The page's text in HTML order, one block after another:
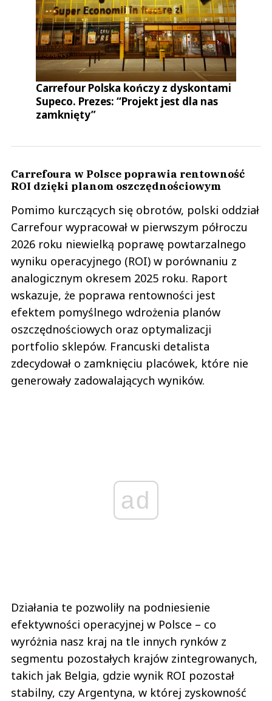
Carrefour Polska kończy z dyskontami
Supeco. Prezes: “Projekt jest dla nas
zamknięty”
Carrefoura w Polsce poprawia rentowność
ROI dzięki planom oszczędnościowym
Pomimo kurczących się obrotów, polski oddział
Carrefour wypracował w pierwszym półroczu
2026 roku niewielką poprawę powtarzalnego
wyniku operacyjnego (ROI) w porównaniu z
analogicznym okresem 2025 roku. Raport
wskazuje, że poprawa rentowności jest
efektem pomyślnego wdrożenia planów
oszczędnościowych oraz optymalizacji
portfolio sklepów. Francuski detalista
zdecydował o zamknięciu placówek, które nie
generowały zadowalających wyników.
ad
Działania te pozwoliły na podniesienie
efektywności operacyjnej w Polsce – co
wyróżnia nasz kraj na tle innych rynków z
segmentu pozostałych krajów zintegrowanych,
takich jak Belgia, gdzie wynik ROI pozostał
stabilny, czy Argentyna, w której zyskowność